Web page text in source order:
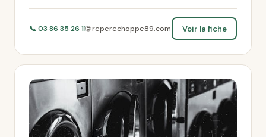
📞 03 86 35 26 11🌐 reperechoppe89.com Voir la fiche